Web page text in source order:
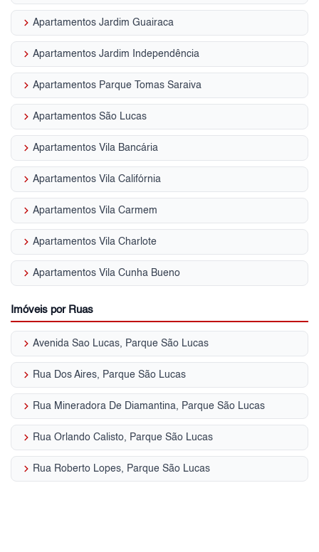
keyboard_arrow_right Apartamentos Jardim Guairaca
keyboard_arrow_right Apartamentos Jardim Independência
keyboard_arrow_right Apartamentos Parque Tomas Saraiva
keyboard_arrow_right Apartamentos São Lucas
keyboard_arrow_right Apartamentos Vila Bancária
keyboard_arrow_right Apartamentos Vila Califórnia
keyboard_arrow_right Apartamentos Vila Carmem
keyboard_arrow_right Apartamentos Vila Charlote
keyboard_arrow_right Apartamentos Vila Cunha Bueno
Imóveis por Ruas
keyboard_arrow_right Avenida Sao Lucas, Parque São Lucas
keyboard_arrow_right Rua Dos Aires, Parque São Lucas
keyboard_arrow_right Rua Mineradora De Diamantina, Parque São Lucas
keyboard_arrow_right Rua Orlando Calisto, Parque São Lucas
keyboard_arrow_right Rua Roberto Lopes, Parque São Lucas